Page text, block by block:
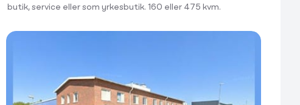
butik, service eller som yrkesbutik. 160 eller 475 kvm.